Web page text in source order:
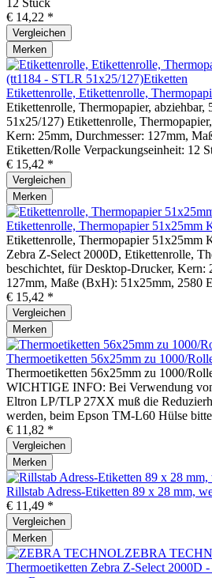
12 Stück
€ 14,22 *
Vergleichen
Merken
Etikettenrolle, Etikettenrolle,
Etikettenrolle, Thermopapier, abziehbar,
51x25/127) Etikettenrolle,
Kern: 25mm, Durchmesser: 127mm,
Etiketten/Rolle Verpackungseinheit: 12
€ 15,42 *
Vergleichen
Merken
Etikettenrolle, Thermopapier 51x25mm
Etikettenrolle, Thermopapier 51x25mm
Zebra Z-Select 2000D, Etikettenrolle,
beschichtet, für Desktop-Drucker, Kern:
127mm, Maße (BxH): 51x25mm, 2580
€ 15,42 *
Vergleichen
Merken
Thermoetiketten 56x25mm zu 1000/
Thermoetiketten 56x25mm zu 1000/
WICHTIGE INFO: Bei Verwendung
Eltron LP/TLP 27XX muß die
werden, beim Epson TM-L60 Hülse
€ 11,82 *
Vergleichen
Merken
Rillstab Adress-Etiketten 89 x 28 mm,
€ 11,49 *
Vergleichen
Merken